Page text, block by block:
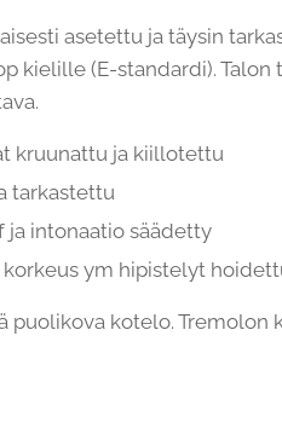
asetettu ja täysin
kielille (E-standardi). Talon
kruunattu ja kiillotettu
tarkastettu
ja intonaatio säädetty
ym hipistelyt
puolikova kotelo. Tremolon